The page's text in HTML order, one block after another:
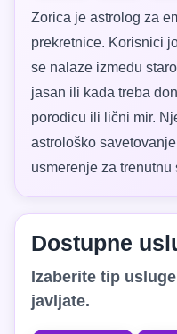
Zorica je astrolog za
prekretnice. Korisnici
se nalaze između
jasan ili kada treba
porodicu ili lični mir.
astrološko
usmerenje za trenutnu
Dostupne
Izaberite tip
javljate.